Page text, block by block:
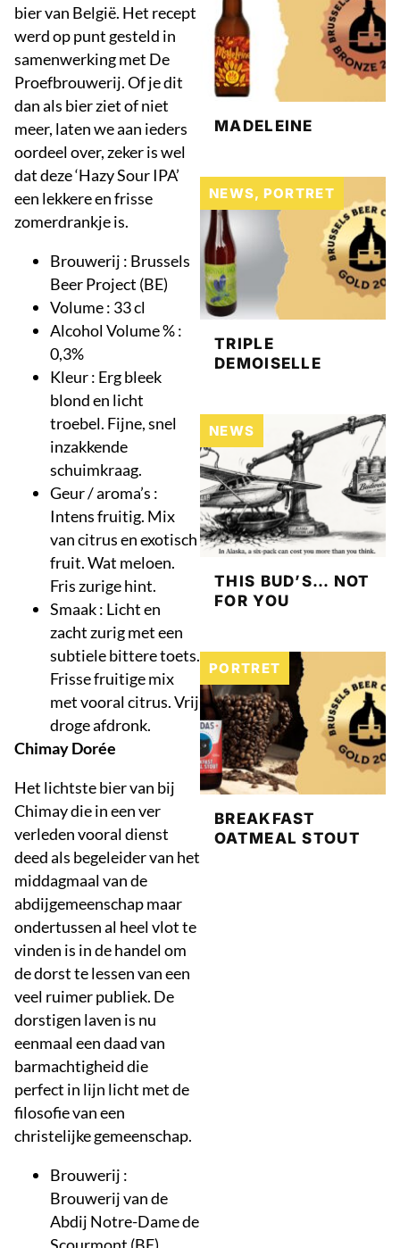
bier van België. Het recept
werd op punt gesteld in
samenwerking met De
Proefbrouwerij. Of je dit
dan als bier ziet of niet
meer, laten we aan ieders
oordeel over, zeker is wel
dat deze ‘Hazy Sour IPA’
een lekkere en frisse
zomerdrankje is.
Brouwerij : Brussels
Beer Project (BE)
Volume : 33 cl
Alcohol Volume % :
0,3%
Kleur : Erg bleek
blond en licht
troebel. Fijne, snel
inzakkende
schuimkraag.
Geur / aroma’s :
Intens fruitig. Mix
van citrus en exotisch
fruit. Wat meloen.
Fris zurige hint.
Smaak : Licht en
zacht zurig met een
subtiele bittere toets.
Frisse fruitige mix
met vooral citrus. Vrij
droge afdronk.
Chimay Dorée
Het lichtste bier van bij
Chimay die in een ver
verleden vooral dienst
deed als begeleider van het
middagmaal van de
abdijgemeenschap maar
ondertussen al heel vlot te
vinden is in de handel om
de dorst te lessen van een
veel ruimer publiek. De
dorstigen laven is nu
eenmaal een daad van
barmachtigheid die
perfect in lijn licht met de
filosofie van een
christelijke gemeenschap.
Brouwerij :
Brouwerij van de
Abdij Notre-Dame de
MADELEINE
NEWS, PORTRET
TRIPLE
DEMOISELLE
NEWS
THIS BUD’S… NOT
FOR YOU
PORTRET
BREAKFAST
OATMEAL STOUT